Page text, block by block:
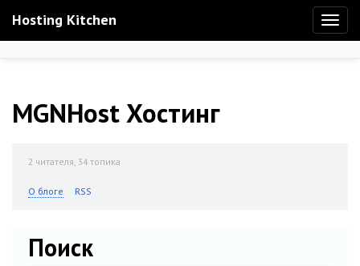
Hosting Kitchen
MGNHost Хостинг
2 читателя, 34 топика
О блоге RSS
Поиск